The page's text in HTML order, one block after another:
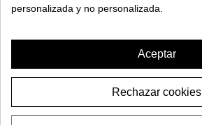
CAZOLETA EMBERY
personalizada y no personalizada.
Aceptar
Rechazar cookies